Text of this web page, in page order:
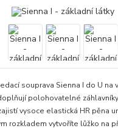
souprava Sienna I do U na
polohovatelné
vysoce elastická HR pěna
rozkladem vytvoříte lůžko na